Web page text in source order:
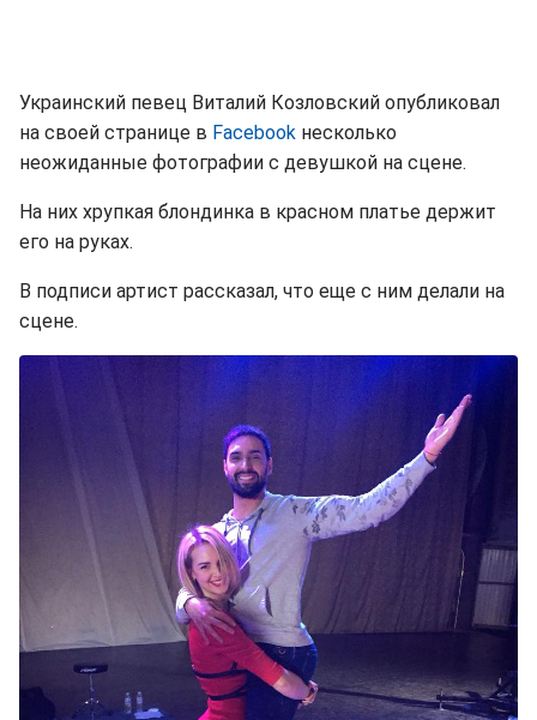
Украинский певец Виталий Козловский опубликовал
на своей странице в Facebook несколько
неожиданные фотографии с девушкой на сцене.
На них хрупкая блондинка в красном платье держит
его на руках.
В подписи артист рассказал, что еще с ним делали на
сцене.